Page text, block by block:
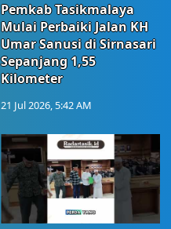
Pemkab Tasikmalaya
Mulai Perbaiki Jalan KH
Umar Sanusi di Sirnasari
Sepanjang 1,55
Kilometer
21 Jul 2026, 5:42 AM